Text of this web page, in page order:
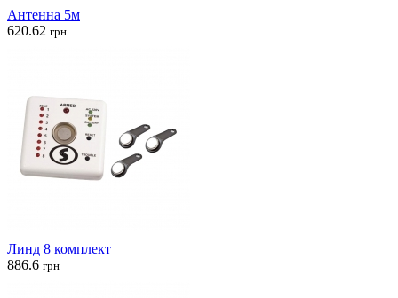
Антенна 5м
620.62 грн
Линд 8 комплект
886.6 грн